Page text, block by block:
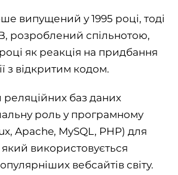
випущений у 1995 році, тоді
розроблений спільнотою,
як реакція на придбання
з відкритим кодом.
баз даних
роль у програмному
Apache, MySQL, PHP) для
який використовується
вебсайтів світу.